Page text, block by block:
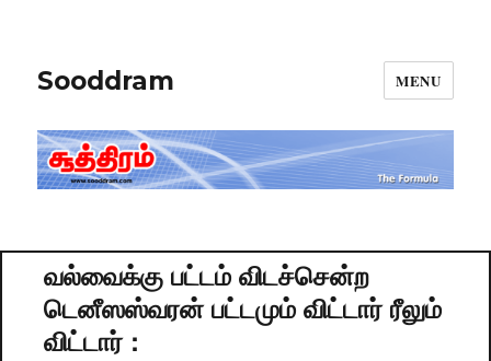
Sooddram MENU
வல்வைக்கு பட்டம் விடச்சென்ற
டெனீஸஸ்வரன் பட்டமும் விட்டார் ரீலும்
விட்டார் :